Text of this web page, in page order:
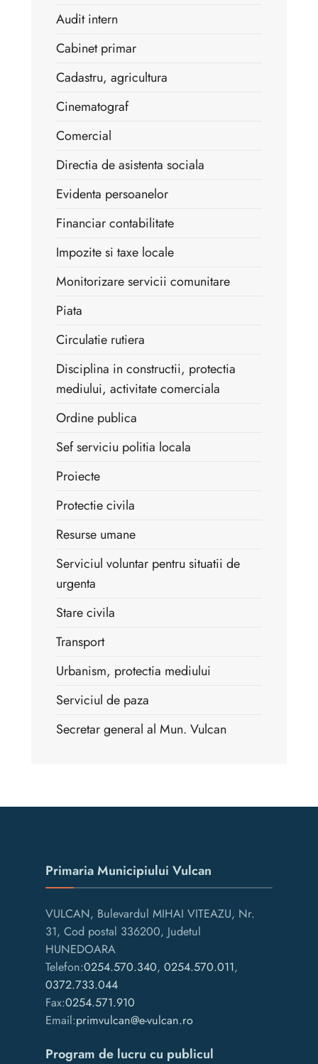
Audit intern
Cabinet primar
Cadastru, agricultura
Cinematograf
Comercial
Directia de asistenta sociala
Evidenta persoanelor
Financiar contabilitate
Impozite si taxe locale
Monitorizare servicii comunitare
Piata
Circulatie rutiera
Disciplina in constructii, protectia
mediului, activitate comerciala
Ordine publica
Sef serviciu politia locala
Proiecte
Protectie civila
Resurse umane
Serviciul voluntar pentru situatii de
urgenta
Stare civila
Transport
Urbanism, protectia mediului
Serviciul de paza
Secretar general al Mun. Vulcan
Primaria Municipiului Vulcan
VULCAN, Bulevardul MIHAI VITEAZU, Nr.
31, Cod postal 336200, Judetul
HUNEDOARA
Telefon:0254.570.340, 0254.570.011,
0372.733.044
Fax:0254.571.910
Email:primvulcan@e-vulcan.ro
Program de lucru cu publicul